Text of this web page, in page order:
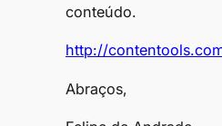
conteúdo.
http://
Abraços,